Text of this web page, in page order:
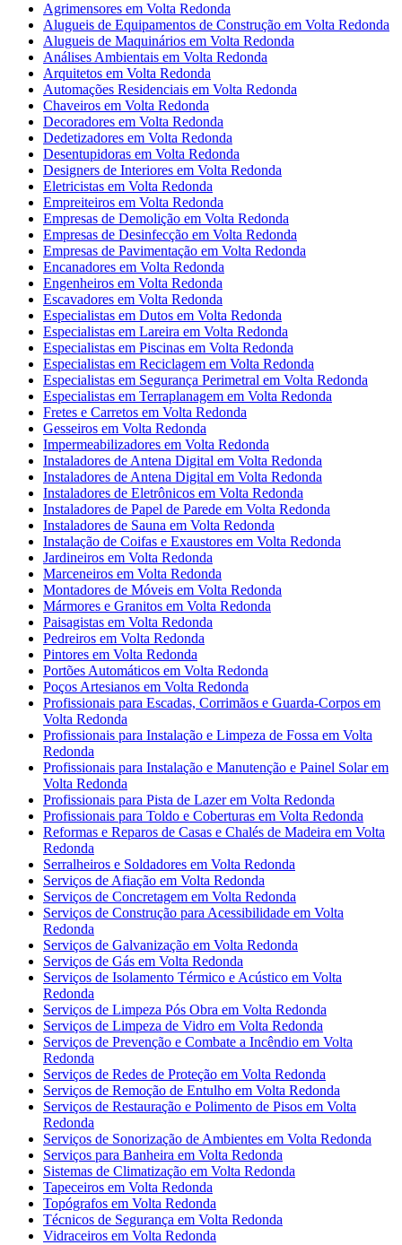
Agrimensores em Volta Redonda
Alugueis de Equipamentos de Construção em Volta Redonda
Alugueis de Maquinários em Volta Redonda
Análises Ambientais em Volta Redonda
Arquitetos em Volta Redonda
Automações Residenciais em Volta Redonda
Chaveiros em Volta Redonda
Decoradores em Volta Redonda
Dedetizadores em Volta Redonda
Desentupidoras em Volta Redonda
Designers de Interiores em Volta Redonda
Eletricistas em Volta Redonda
Empreiteiros em Volta Redonda
Empresas de Demolição em Volta Redonda
Empresas de Desinfecção em Volta Redonda
Empresas de Pavimentação em Volta Redonda
Encanadores em Volta Redonda
Engenheiros em Volta Redonda
Escavadores em Volta Redonda
Especialistas em Dutos em Volta Redonda
Especialistas em Lareira em Volta Redonda
Especialistas em Piscinas em Volta Redonda
Especialistas em Reciclagem em Volta Redonda
Especialistas em Segurança Perimetral em Volta Redonda
Especialistas em Terraplanagem em Volta Redonda
Fretes e Carretos em Volta Redonda
Gesseiros em Volta Redonda
Impermeabilizadores em Volta Redonda
Instaladores de Antena Digital em Volta Redonda
Instaladores de Antena Digital em Volta Redonda
Instaladores de Eletrônicos em Volta Redonda
Instaladores de Papel de Parede em Volta Redonda
Instaladores de Sauna em Volta Redonda
Instalação de Coifas e Exaustores em Volta Redonda
Jardineiros em Volta Redonda
Marceneiros em Volta Redonda
Montadores de Móveis em Volta Redonda
Mármores e Granitos em Volta Redonda
Paisagistas em Volta Redonda
Pedreiros em Volta Redonda
Pintores em Volta Redonda
Portões Automáticos em Volta Redonda
Poços Artesianos em Volta Redonda
Profissionais para Escadas, Corrimãos e Guarda-Corpos em
Volta Redonda
Profissionais para Instalação e Limpeza de Fossa em Volta
Redonda
Profissionais para Instalação e Manutenção e Painel Solar em
Volta Redonda
Profissionais para Pista de Lazer em Volta Redonda
Profissionais para Toldo e Coberturas em Volta Redonda
Reformas e Reparos de Casas e Chalés de Madeira em Volta
Redonda
Serralheiros e Soldadores em Volta Redonda
Serviços de Afiação em Volta Redonda
Serviços de Concretagem em Volta Redonda
Serviços de Construção para Acessibilidade em Volta
Redonda
Serviços de Galvanização em Volta Redonda
Serviços de Gás em Volta Redonda
Serviços de Isolamento Térmico e Acústico em Volta
Redonda
Serviços de Limpeza Pós Obra em Volta Redonda
Serviços de Limpeza de Vidro em Volta Redonda
Serviços de Prevenção e Combate a Incêndio em Volta
Redonda
Serviços de Redes de Proteção em Volta Redonda
Serviços de Remoção de Entulho em Volta Redonda
Serviços de Restauração e Polimento de Pisos em Volta
Redonda
Serviços de Sonorização de Ambientes em Volta Redonda
Serviços para Banheira em Volta Redonda
Sistemas de Climatização em Volta Redonda
Tapeceiros em Volta Redonda
Topógrafos em Volta Redonda
Técnicos de Segurança em Volta Redonda
Vidraceiros em Volta Redonda